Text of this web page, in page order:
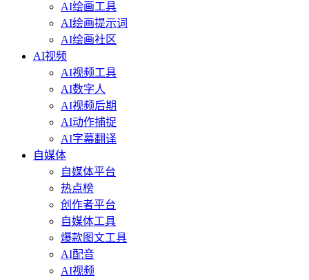
AI绘画工具
AI绘画提示词
AI绘画社区
AI视频
AI视频工具
AI数字人
AI视频后期
AI动作捕捉
AI字幕翻译
自媒体
自媒体平台
热点榜
创作者平台
自媒体工具
爆款图文工具
AI配音
AI视频